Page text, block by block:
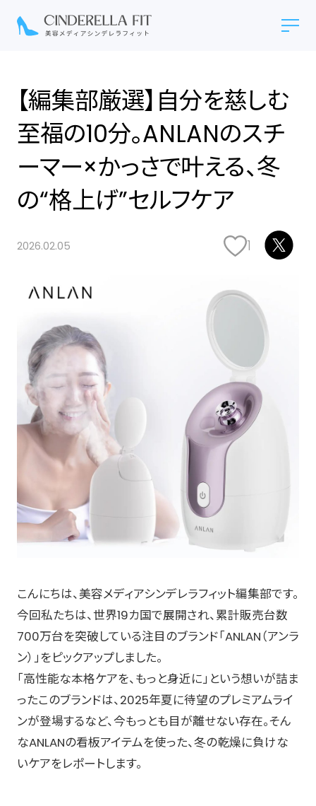
【編集部厳選】自分を慈しむ
至福の10分。ANLANのスチ
ーマー×かっさで叶える、冬
の“格上げ”セルフケア
2026.02.05 1
こんにちは、美容メディアシンデレラフィット編集部です。
今回私たちは、世界19カ国で展開され、累計販売台数
700万台を突破している注目のブランド「ANLAN（アンラ
ン）」をピックアップしました。
「高性能な本格ケアを、もっと身近に」という想いが詰ま
ったこのブランドは、2025年夏に待望のプレミアムライ
ンが登場するなど、今もっとも目が離せない存在。そん
なANLANの看板アイテムを使った、冬の乾燥に負けな
いケアをレポートします。